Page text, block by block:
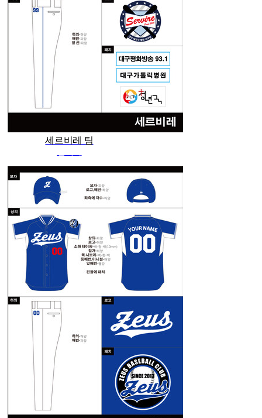
세르비레 팀